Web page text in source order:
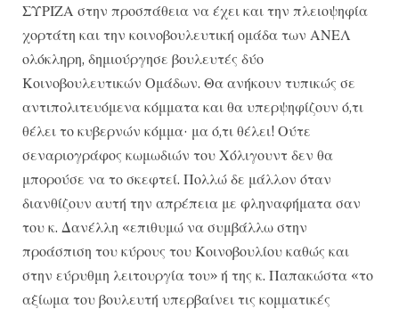
ΣΥΡΙΖΑ στην προσπάθεια να έχει και την πλειοψηφία
χορτάτη και την κοινοβουλευτική ομάδα των ΑΝΕΛ
ολόκληρη, δημιούργησε βουλευτές δύο
Κοινοβουλευτικών Ομάδων. Θα ανήκουν τυπικώς σε
αντιπολιτευόμενα κόμματα και θα υπερψηφίζουν ό,τι
θέλει το κυβερνών κόμμα· μα ό,τι θέλει! Ούτε
σεναριογράφος κωμωδιών του Χόλιγουντ δεν θα
μπορούσε να το σκεφτεί. Πολλώ δε μάλλον όταν
διανθίζουν αυτή την απρέπεια με φληναφήματα σαν
του κ. Δανέλλη «επιθυμώ να συμβάλλω στην
προάσπιση του κύρους του Κοινοβουλίου καθώς και
στην εύρυθμη λειτουργία του» ή της κ. Παπακώστα «το
αξίωμα του βουλευτή υπερβαίνει τις κομματικές